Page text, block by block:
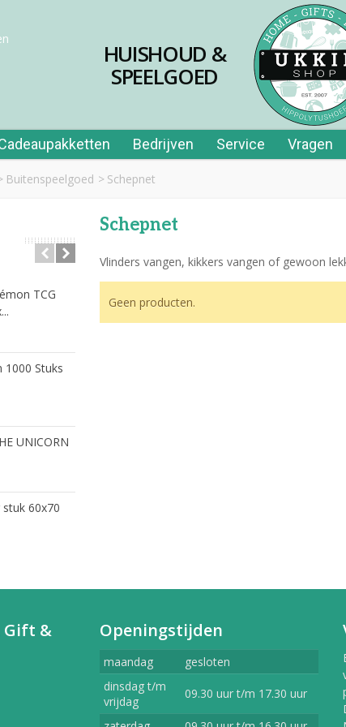
HUISHOUD &
SPEELGOED
Bedrijven Service Vragen
Buitenspeelgoed > Schepnet
TCG
1000 Stuks
UNICORN
60x70
Rietjes papier 40st in tube
€ 1,99
Schepnet
Vlinders vangen, kikkers vangen of gewoon
Geen producten.
Gift & Openingstijden
maandag
gesloten
dinsdag t/m
vrijdag
09.30 uur t/m 17.30 uur